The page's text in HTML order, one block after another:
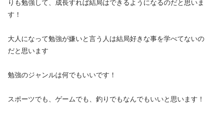
す！
大人になって勉強が嫌いと言う人は結局好きな事を学べてないの
だと思います
勉強のジャンルは何でもいいです！
スポーツでも、ゲームでも、釣りでもなんでもいいと思います！